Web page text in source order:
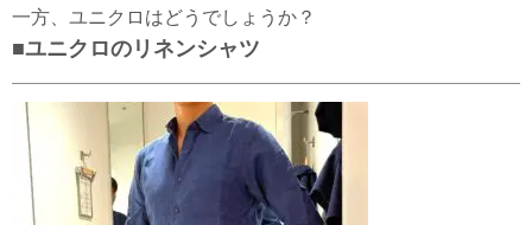
一方、ユニクロはどうでしょうか？
■ユニクロのリネンシャツ